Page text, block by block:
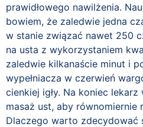
prawidłowego nawilżenia.
bowiem, że zaledwie jedna
w stanie związać nawet 250
na usta z wykorzystaniem
zaledwie kilkanaście minut i
wypełniacza w czerwień
cienkiej igły. Na koniec
masaż ust, aby
Dlaczego warto zdecydować